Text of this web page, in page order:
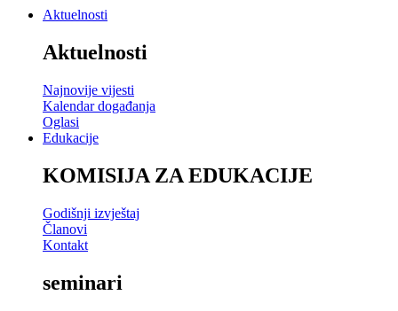
Aktuelnosti
Aktuelnosti
Najnovije vijesti
Kalendar događanja
Oglasi
Edukacije
KOMISIJA ZA EDUKACIJE
Godišnji izvještaj
Članovi
Kontakt
seminari